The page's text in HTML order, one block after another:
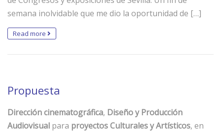
semana inolvidable que me dio la oportunidad de […]
Read more
Propuesta
Dirección cinematográfica, Diseño y Producción
Audiovisual para proyectos Culturales y Artísticos, en